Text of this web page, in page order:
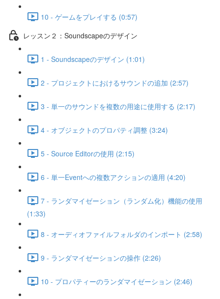
10 - ゲームをプレイする (0:57)
レッスン２：Soundscapeのデザイン
1 - Soundscapeのデザイン (1:01)
2 - プロジェクトにおけるサウンドの追加 (2:57)
3 - 単一のサウンドを複数の用途に使用する (2:17)
4 - オブジェクトのプロパティ調整 (3:24)
5 - Source Editorの使用 (2:15)
6 - 単一Eventへの複数アクションの適用 (4:20)
7 - ランダマイゼーション（ランダム化）機能の使用
(1:33)
8 - オーディオファイルフォルダのインポート (2:58)
9 - ランダマイゼーションの操作 (2:26)
10 - プロパティーのランダマイゼーション (2:46)